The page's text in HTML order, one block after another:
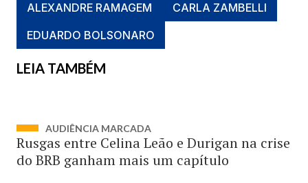
ALEXANDRE RAMAGEM
CARLA ZAMBELLI
EDUARDO BOLSONARO
LEIA TAMBÉM
AUDIÊNCIA MARCADA
Rusgas entre Celina Leão e Durigan na crise
do BRB ganham mais um capítulo